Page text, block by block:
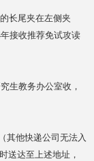
长尾夹在左侧夹
接收推荐免试攻读
生教务办公室收，
其他快递公司无法入
送达至上述地址，